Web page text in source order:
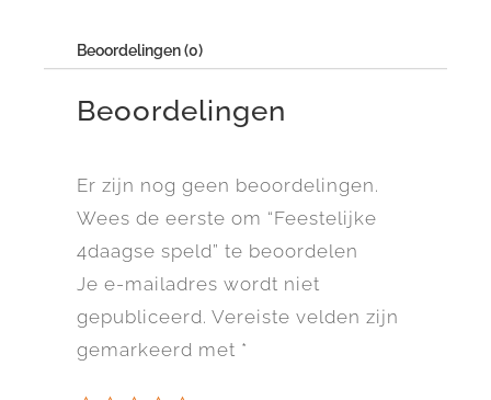
Beoordelingen (0)
Beoordelingen
Er zijn nog geen beoordelingen.
Wees de eerste om “Feestelijke
4daagse speld” te beoordelen
Je e-mailadres wordt niet
gepubliceerd. Vereiste velden zijn
gemarkeerd met *